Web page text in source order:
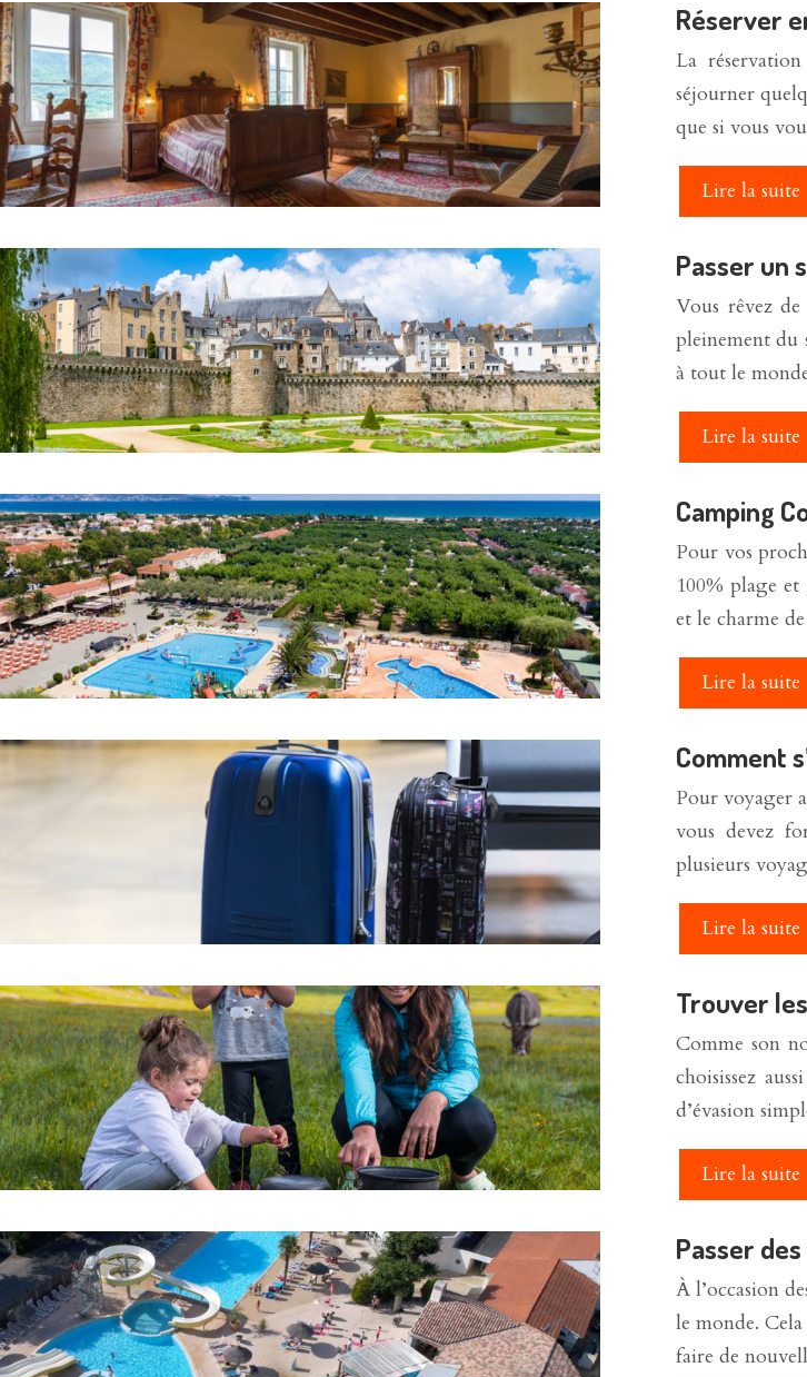
Réserver
La
séjourner
que si vous
Lire la suite
Passer un
Vous rêvez
pleinement du
à tout le
Lire la suite
Camping
Pour vos
100% plage
et le charme
Lire la suite
Comment
Pour voyager
vous devez
plusieurs
Lire la suite
Trouver
Comme son
choisissez
d’évasion
Lire la suite
Passer
À l’occasion
le monde.
faire de